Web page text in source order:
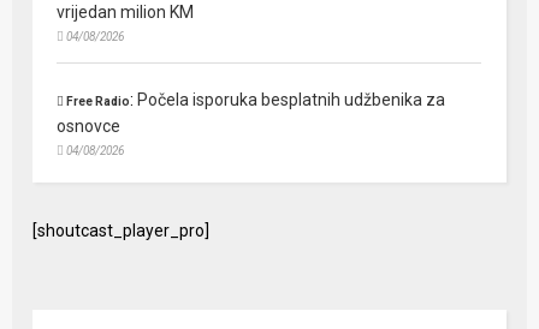
vrijedan milion KM
04/08/2026
Free Radio: Počela isporuka besplatnih udžbenika za
osnovce
04/08/2026
[shoutcast_player_pro]